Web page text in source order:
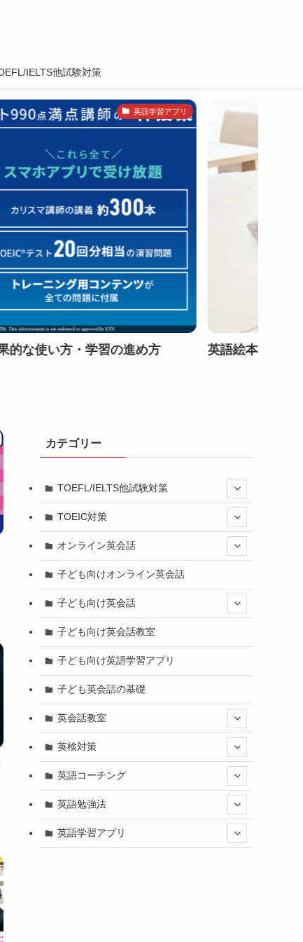
IELTS他試験対策
学習アプリ
方 英語絵本の読み聞かせを始めよう！親子
カテゴリー
TOEFL/IELTS他試験対策
TOEIC対策
オンライン英会話
子ども向けオンライン英会話
子ども向け英会話
子ども向け英会話教室
子ども向け英語学習アプリ
子ども英会話の基礎
英会話教室
英検対策
英語コーチング
英語勉強法
英語学習アプリ